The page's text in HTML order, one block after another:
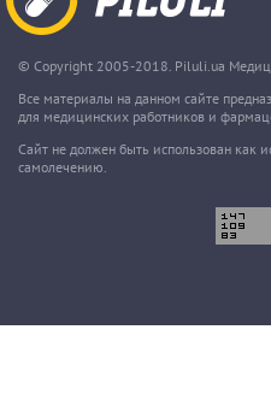
© Copyright 2005-2018. Piluli.ua
Все материалы на данном сайте
для медицинских работников и
Сайт не должен быть использован как
самолечению.